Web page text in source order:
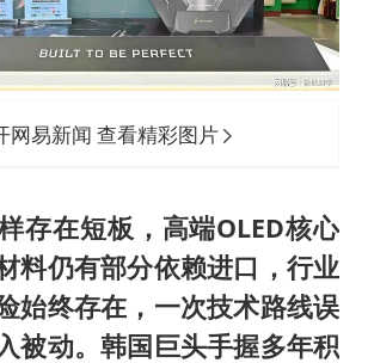
网易新闻 查看精彩图片
存在短板，高端OLED核心
料仍有部分依赖进口，行业
始终存在，一次技术路线误
被动。韩国巨头手握多年积